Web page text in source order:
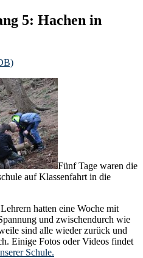
5: Hachen in
Fünf Tage waren die
auf Klassenfahrt in die
hatten eine Woche mit
und zwischendurch wie
sind alle wieder zurück und
Einige Fotos oder Videos findet
Schule.